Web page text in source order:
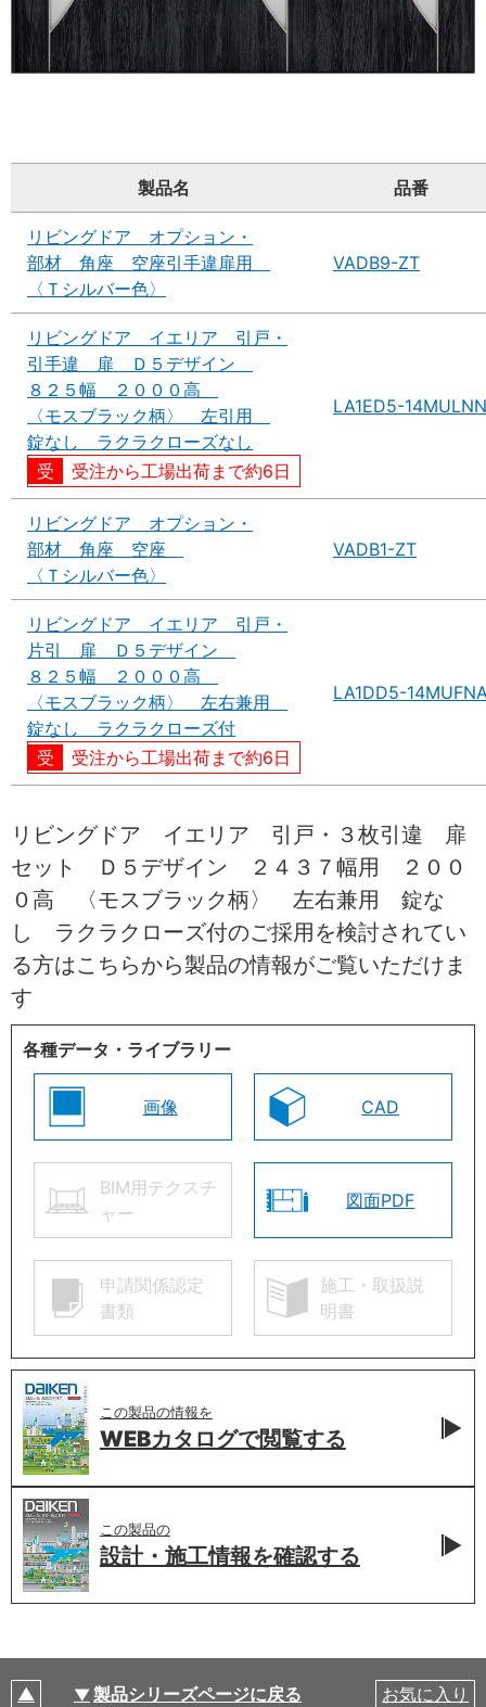
製品名 品番
リビングドア オプション・
部材 角座 空座引手違扉用
〈Ｔシルバー色〉
VADB9-ZT
リビングドア イエリア 引戸・
引手違 扉 Ｄ５デザイン
８２５幅 ２０００高
〈モスブラック柄〉 左引用
錠なし ラクラクローズなし
受注から工場出荷まで約6日
LA1ED5-14MULNN
リビングドア オプション・
部材 角座 空座
〈Ｔシルバー色〉
VADB1-ZT
リビングドア イエリア 引戸・
片引 扉 Ｄ５デザイン
８２５幅 ２０００高
〈モスブラック柄〉 左右兼用
錠なし ラクラクローズ付
受注から工場出荷まで約6日
LA1DD5-
リビングドア イエリア 引戸・３枚引違 扉
セット Ｄ５デザイン ２４３７幅用 ２００
０高 〈モスブラック柄〉 左右兼用 錠な
し ラクラクローズ付のご採用を検討されてい
る方はこちらから製品の情報がご覧いただけま
す
各種データ・ライブラリー
画像 CAD
BIM用テクスチ
ャー
図面PDF
申請関係認定
書類
施工・取扱説
明書
この製品の情報を
WEBカタログで閲覧する
この製品の
設計・施工情報を確認する
製品シリーズページに戻る お気に入り